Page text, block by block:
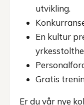
utvikling.
En kultur
Gratis
Er du vår nye